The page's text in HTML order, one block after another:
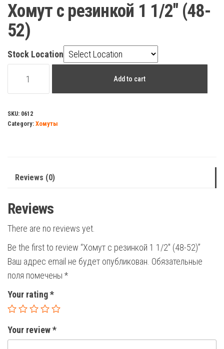
Хомут с резинкой 1 1/2″ (48-
52)
Stock Location
1
1/2"
Add to cart
SKU: 0612
Category: Хомуты
Reviews (0)
Reviews
There are no reviews yet.
Be the first to review “Хомут с резинкой 1 1/2″ (48-52)”
Ваш адрес email не будет опубликован. Обязательные
поля помечены *
Your rating*
Your review*